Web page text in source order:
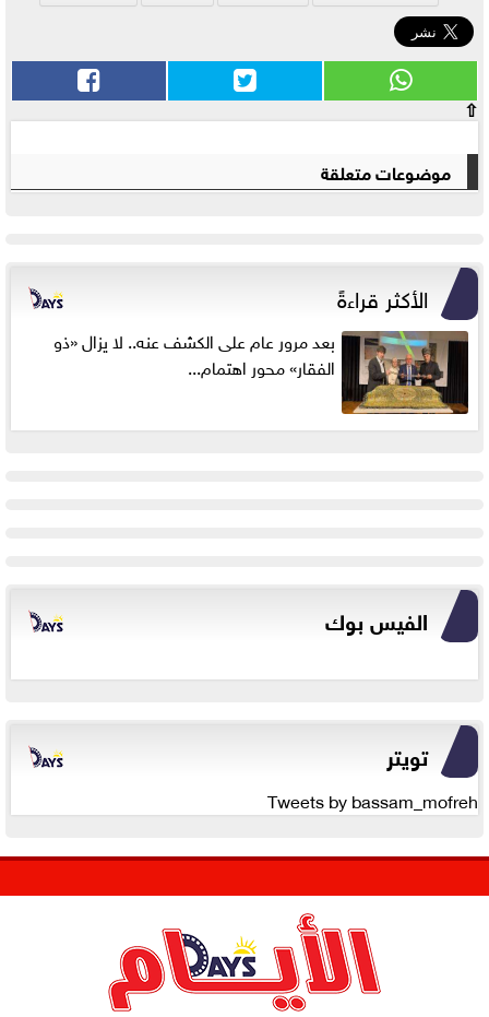
⇧
موضوعات متعلقة
الأكثر قراءةً
بعد مرور عام على الكشف عنه.. لا يزال «ذو
الفقار» محور اهتمام...
الفيس بوك
تويتر
Tweets by bassam_mofreh